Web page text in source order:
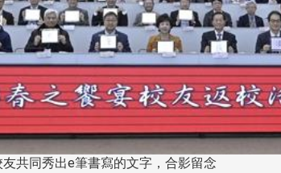
共同秀出e筆書寫的文字，合影留念